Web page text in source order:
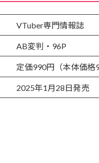
VTuber専門情報誌
AB変判・96P
定価990円（本体価格
2025年1月28日発売